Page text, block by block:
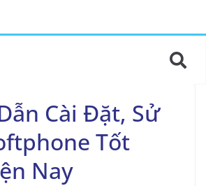
Cài Đặt, Sử
Tốt
Nay